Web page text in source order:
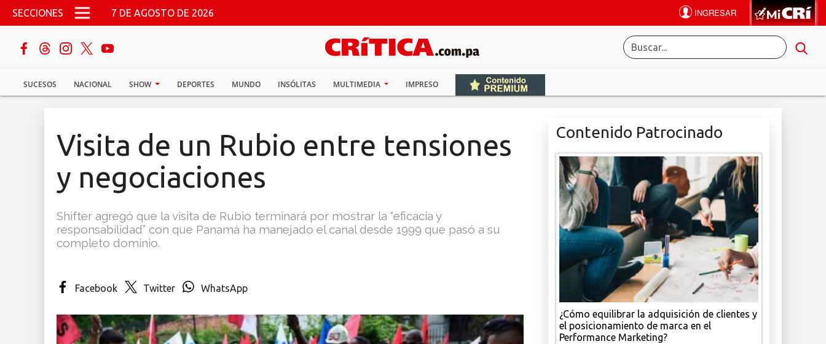
Pasar al contenido principal
SECCIONES 7 DE AGOSTO DE 2026
SUCESOS NACIONAL SHOW DEPORTES MUNDO INSÓLITAS MULTIMEDIA IMPRESO
buscar
Sucesos
Multimedia
Visita de un Rubio entre tensiones
y negociaciones
Shifter agregó que la visita de Rubio terminará por mostrar la “eficacia y
responsabilidad” con que Panamá ha manejado el canal desde 1999 que pasó a su
completo dominio.
Facebook Twitter WhatsApp
Contenido Patrocinado
¿Cómo equilibrar la adquisición de clientes y
el posicionamiento de marca en el
Performance Marketing?